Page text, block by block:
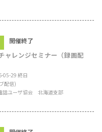
開催終了
ャレンジセミナー（録画配
05-29 終日
配信)
話ユーザ協会 北海道支部